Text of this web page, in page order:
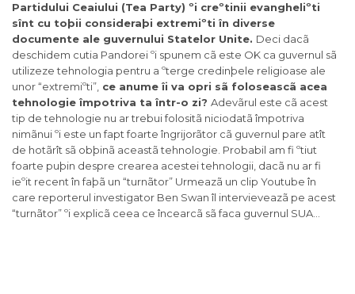
Partidului Ceaiului (Tea Party) ºi creºtinii evangheliºti
sînt cu toþii consideraþi extremiºti în diverse
documente ale guvernului Statelor Unite. Deci dacã
deschidem cutia Pandorei ºi spunem cã este OK ca guvernul sã
utilizeze tehnologia pentru a ºterge credinþele religioase ale
unor “extremiºti”, ce anume îi va opri sã foloseascã acea
tehnologie împotriva ta într-o zi? Adevãrul este cã acest
tip de tehnologie nu ar trebui folositã niciodatã împotriva
nimãnui ºi este un fapt foarte îngrijorãtor cã guvernul pare atît
de hotãrît sã obþinã aceastã tehnologie. Probabil am fi ºtiut
foarte puþin despre crearea acestei tehnologii, dacã nu ar fi
ieºit recent în faþã un “turnãtor” Urmeazã un clip Youtube în
care reporterul investigator Ben Swan îl intervieveazã pe acest
“turnãtor” ºi explicã ceea ce încearcã sã faca guvernul SUA…